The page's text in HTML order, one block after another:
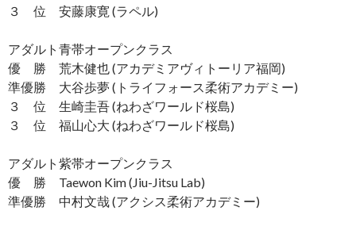
３ 位 安藤康寛 (ラペル)
アダルト青帯オープンクラス
優 勝 荒木健也 (アカデミアヴィトーリア福岡)
準優勝 大谷歩夢 (トライフォース柔術アカデミー)
３ 位 生崎圭吾 (ねわざワールド桜島)
３ 位 福山心大 (ねわざワールド桜島)
アダルト紫帯オープンクラス
優 勝 Taewon Kim (Jiu-Jitsu Lab)
準優勝 中村文哉 (アクシス柔術アカデミー)